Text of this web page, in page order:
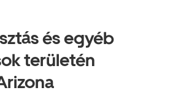
és egyéb
területén